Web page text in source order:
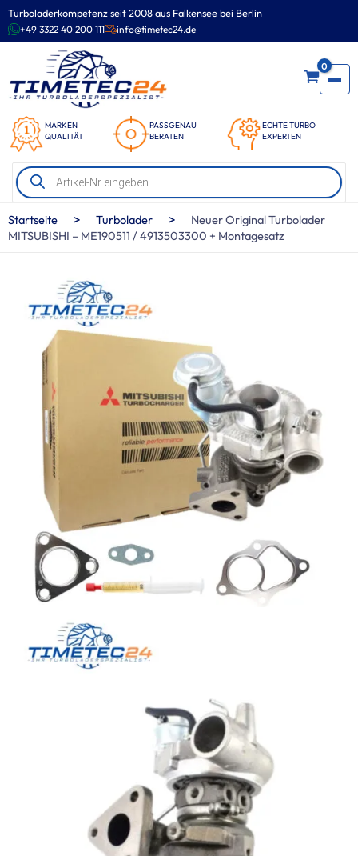
Turboladerkompetenz seit 2008 aus Falkensee bei Berlin
+49 3322 40 200 111 info@timetec24.de
MARKEN-
QUALITÄT
PASSGENAU
BERATEN
ECHTE TURBO-
EXPERTEN
0
Products
search
Zum
Inhalt
springen
Startseite > Turbolader >
Neuer Original Turbolader
MITSUBISHI – ME190511 / 4913503300 + Montagesatz